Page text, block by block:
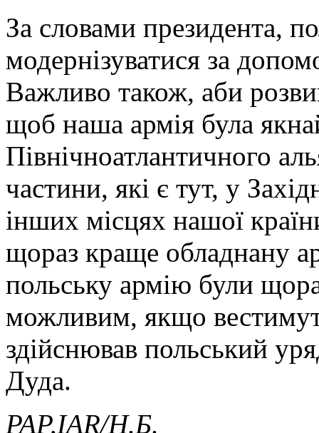
За словами президента,
модернізуватися за
Важливо також, аби
щоб наша армія була
Північноатлантичного
частини, які є тут, у
інших місцях нашої
щораз краще обладнану
польську армію були
можливим, якщо
здійснював польський
Дуда.
PAP,IAR/Н.Б.